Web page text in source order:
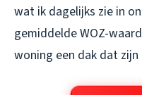
wat ik dagelijks zie in
gemiddelde WOZ-
woning een dak dat